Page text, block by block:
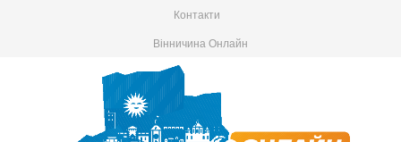
Контакти
Вінничина Онлайн